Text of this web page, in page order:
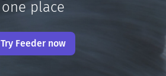
one place
Try Feeder now